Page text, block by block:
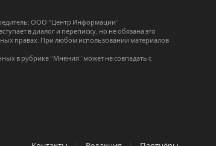
ООО “Центр Информации”
в диалог и переписку, но не обязана это
правах. При любом использовании материалов
в рубрике “Мнения” может не совпадать с